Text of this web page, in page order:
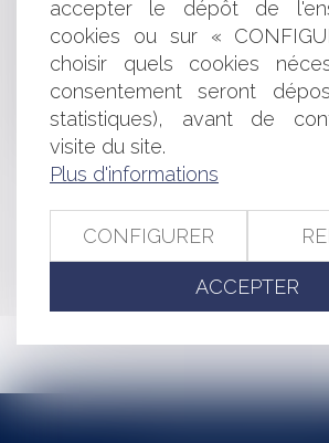
DES PIÈCES DE PROCÉDURE PAR
AVEC E-CURIA
GUIDE JURIDIQUE DU
PREMIÈRE PARTIE
GUIDE JURIDIQUE DU
SECONDE PARTIE
< ... 267 268 269 270 271
>>
accepter le dépôt de
cookies ou sur «
choisir quels cookies
consentement seront
statistiques), avant de
visite du site.
Plus d'informations
CONFIGURER
ACCEPTER